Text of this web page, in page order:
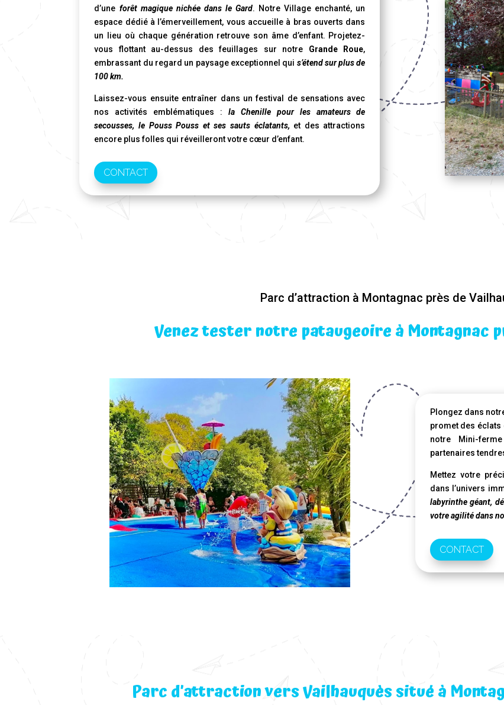
d’une forêt magique nichée dans le Gard. Notre Village enchanté, un
espace dédié à l’émerveillement, vous accueille à bras ouverts dans
un lieu où chaque génération retrouve son âme d’enfant. Projetez-
vous flottant au-dessus des feuillages sur notre Grande Roue,
embrassant du regard un paysage exceptionnel qui s’étend sur plus de
100 km.
Laissez-vous ensuite entraîner dans un festival de sensations avec
nos activités emblématiques : la Chenille pour les amateurs de
secousses, le Pouss Pouss et ses sauts éclatants, et des attractions
encore plus folles qui réveilleront votre cœur d’enfant.
CONTACT
Parc d’attraction à Montagnac près de
Venez tester notre pataugeoire à Montagnac
Plongez dans
promet des
notre Mini-
partenaires
Mettez votre
dans l’univers
labyrinthe géant,
votre agilité dans
CONTACT
Parc d’attraction vers Vailhauquès situé à